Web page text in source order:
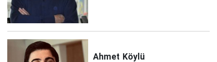
Ahmet Köylü